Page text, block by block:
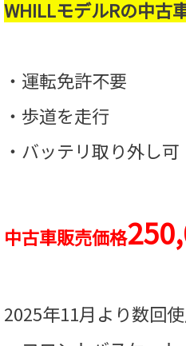
WHILLモデルRの中古
・運転免許不要
・歩道を走行
・バッテリ取り外し可
中古車販売価格
2025年11月より数回